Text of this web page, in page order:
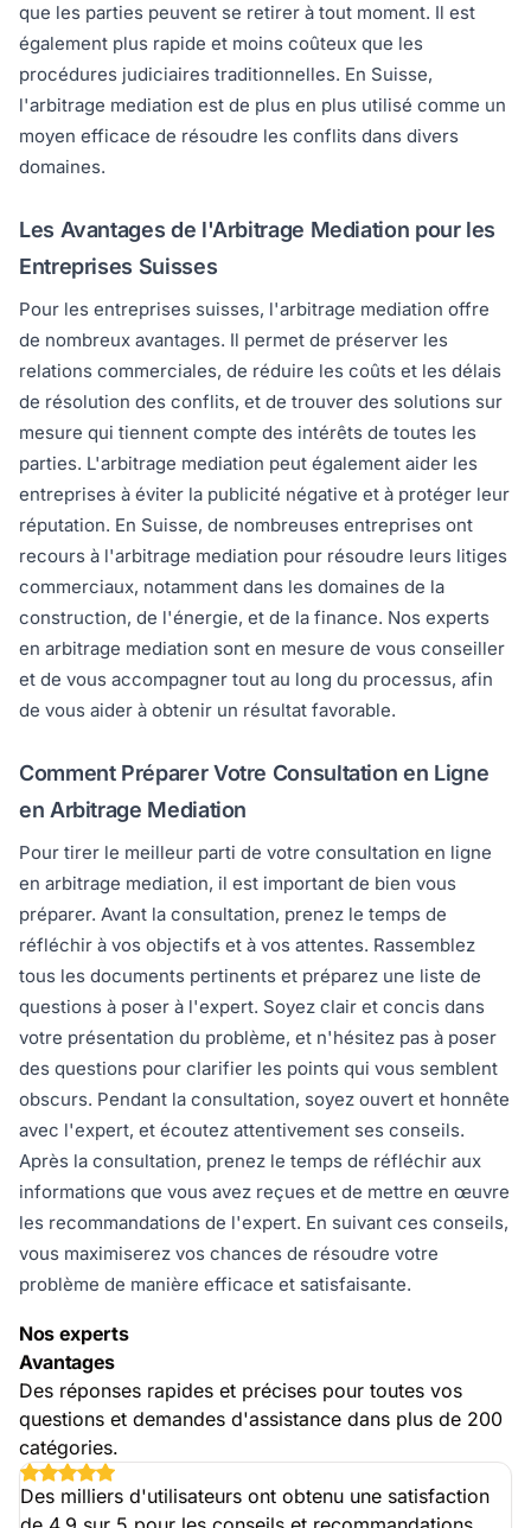
que les parties peuvent se retirer à tout moment. Il est
également plus rapide et moins coûteux que les
procédures judiciaires traditionnelles. En Suisse,
l'arbitrage mediation est de plus en plus utilisé comme un
moyen efficace de résoudre les conflits dans divers
domaines.
Les Avantages de l'Arbitrage Mediation pour les
Entreprises Suisses
Pour les entreprises suisses, l'arbitrage mediation offre
de nombreux avantages. Il permet de préserver les
relations commerciales, de réduire les coûts et les délais
de résolution des conflits, et de trouver des solutions sur
mesure qui tiennent compte des intérêts de toutes les
parties. L'arbitrage mediation peut également aider les
entreprises à éviter la publicité négative et à protéger leur
réputation. En Suisse, de nombreuses entreprises ont
recours à l'arbitrage mediation pour résoudre leurs litiges
commerciaux, notamment dans les domaines de la
construction, de l'énergie, et de la finance. Nos experts
en arbitrage mediation sont en mesure de vous conseiller
et de vous accompagner tout au long du processus, afin
de vous aider à obtenir un résultat favorable.
Comment Préparer Votre Consultation en Ligne
en Arbitrage Mediation
Pour tirer le meilleur parti de votre consultation en ligne
en arbitrage mediation, il est important de bien vous
préparer. Avant la consultation, prenez le temps de
réfléchir à vos objectifs et à vos attentes. Rassemblez
tous les documents pertinents et préparez une liste de
questions à poser à l'expert. Soyez clair et concis dans
votre présentation du problème, et n'hésitez pas à poser
des questions pour clarifier les points qui vous semblent
obscurs. Pendant la consultation, soyez ouvert et honnête
avec l'expert, et écoutez attentivement ses conseils.
Après la consultation, prenez le temps de réfléchir aux
informations que vous avez reçues et de mettre en œuvre
les recommandations de l'expert. En suivant ces conseils,
vous maximiserez vos chances de résoudre votre
problème de manière efficace et satisfaisante.
Nos experts
Avantages
Des réponses rapides et précises pour toutes vos
questions et demandes d'assistance dans plus de 200
catégories.
Des milliers d'utilisateurs ont obtenu une satisfaction